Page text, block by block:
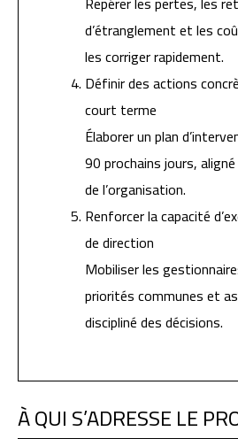
d’étranglement et les
les corriger rapidement.
Définir des actions
court terme
Élaborer un plan
90 prochains jours,
de l’organisation.
Renforcer la capacité
de direction
Mobiliser les
priorités communes et
discipliné des décisions.
À QUI S’ADRESSE LE